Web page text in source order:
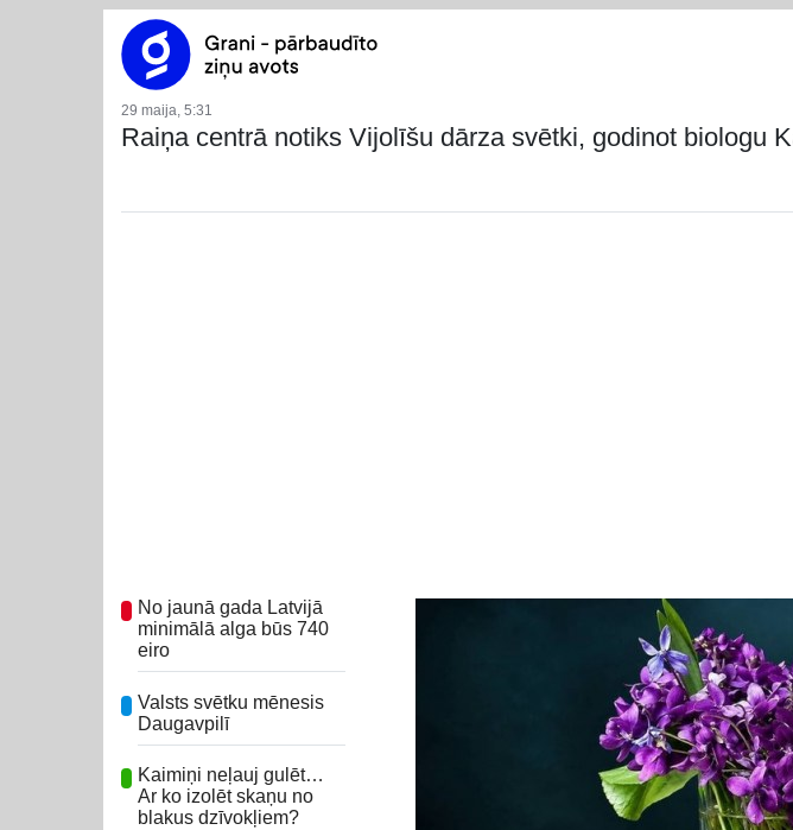
29 maija, 5:31
Raiņa centrā notiks Vijolīšu dārza svētki, godinot biologu
No jaunā gada Latvijā
minimālā alga būs 740
eiro
Valsts svētku mēnesis
Daugavpilī
Kaimiņi neļauj gulēt…
Ar ko izolēt skaņu no
blakus dzīvokļiem?